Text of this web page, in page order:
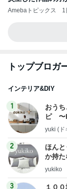
Amebaトピックス 1
トップブロガ
インテリア&DIY
1
おう
ピ 〜
yuki (ド
2
ほんと
か持
ep
yukiko
3
１０